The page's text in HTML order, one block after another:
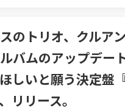
のトリオ、クルア
バムのアップデー
しいと願う決定盤
リリース。